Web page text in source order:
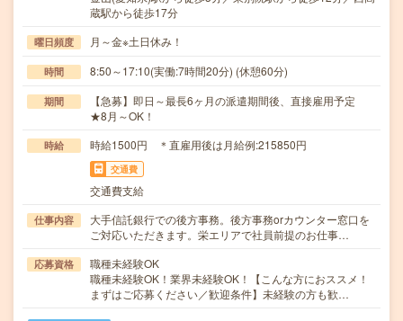
蔵駅から徒歩17分
曜日頻度 月～金※土日休み！
時間 8:50～17:10(実働:7時間20分) (休憩60分)
期間
【急募】即日～最長6ヶ月の派遣期間後、直接雇用予定
★8月～OK！
時給 時給1500円 ＊直雇用後は月給例:215850円
交通費
交通費支給
仕事内容
大手信託銀行での後方事務。後方事務orカウンター窓口を
ご対応いただきます。栄エリアで社員前提のお仕事…
応募資格
職種未経験OK
職種未経験OK！業界未経験OK！【こんな方におススメ！
まずはご応募ください／歓迎条件】未経験の方も歓…